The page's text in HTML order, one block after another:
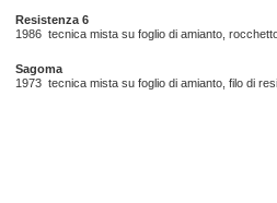
Resistenza 6
1986 tecnica mista su foglio di amianto,
Sagoma
1973 tecnica mista su foglio di amianto, filo di